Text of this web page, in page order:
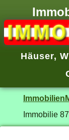
Häuser,
Immobilie